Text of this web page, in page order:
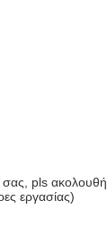
σας, pls
εργασίας)